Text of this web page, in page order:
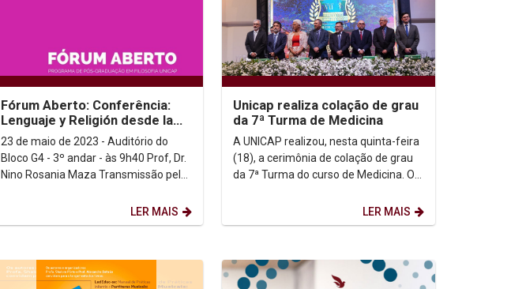
Fórum Aberto: Conferência:
Lenguaje y Religión desde la
Perspectiva de Wittgenstein
23 de maio de 2023 - Auditório do
Bloco G4 - 3º andar - às 9h40 Prof, Dr.
Nino Rosania Maza Transmissão pelo
LER MAIS
Unicap realiza colação de grau
da 7ª Turma de Medicina
A UNICAP realizou, nesta quinta-feira
(18), a cerimônia de colação de grau
da 7ª Turma do curso de Medicina. O
LER MAIS